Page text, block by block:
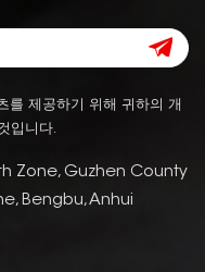
를 제공하기 위해 귀하의 개
입니다.
Zone, Guzhen County
Bengbu, Anhui